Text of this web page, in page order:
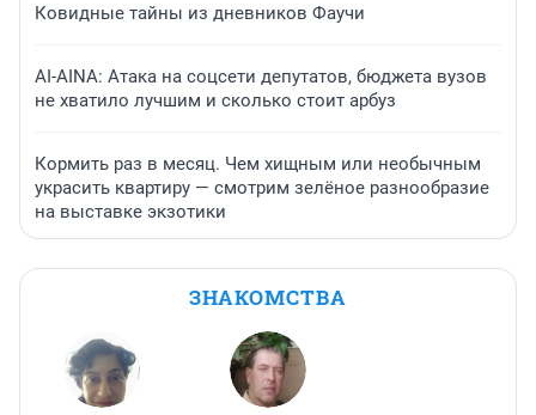
Ковидные тайны из дневников Фаучи
AI-AINA: Атака на соцсети депутатов, бюджета вузов
не хватило лучшим и сколько стоит арбуз
Кормить раз в месяц. Чем хищным или необычным
украсить квартиру — смотрим зелёное разнообразие
на выставке экзотики
ЗНАКОМСТВА